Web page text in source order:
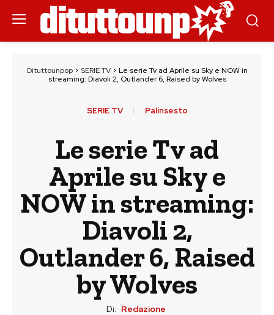
Dituttounpop> SERIE TV> Le serie Tv ad Aprile su Sky e NOW in
streaming: Diavoli 2, Outlander 6, Raised by Wolves
SERIE TV Palinsesto
Le serie Tv ad
Aprile su Sky e
NOW in streaming:
Diavoli 2,
Outlander 6, Raised
by Wolves
Di: Redazione